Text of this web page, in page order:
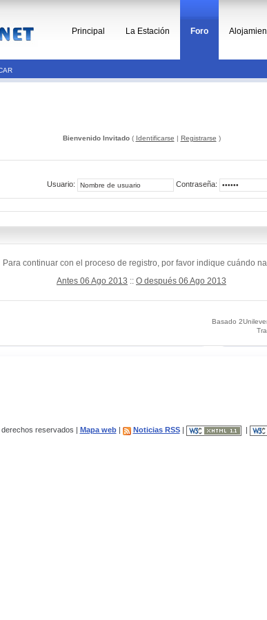
Principal La Estación Foro
Bienvenido Invitado( Identificarse | Registrarse )
Usuario: Contraseña:
Para continuar con el proceso de registro, por favor indique cuándo
Antes 06 Ago 2013 :: O después 06 Ago 2013
Basado
reservados | Mapa web| Noticias RSS|